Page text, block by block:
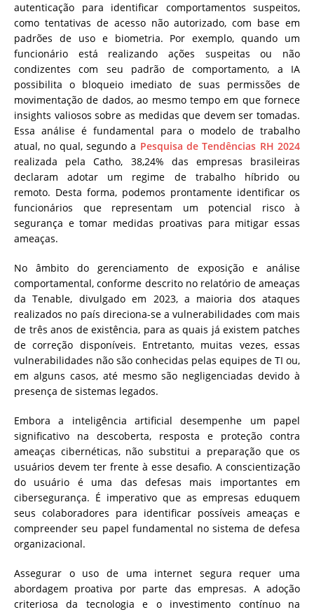
autenticação para identificar comportamentos suspeitos,
como tentativas de acesso não autorizado, com base em
padrões de uso e biometria. Por exemplo, quando um
funcionário está realizando ações suspeitas ou não
condizentes com seu padrão de comportamento, a IA
possibilita o bloqueio imediato de suas permissões de
movimentação de dados, ao mesmo tempo em que fornece
insights valiosos sobre as medidas que devem ser tomadas.
Essa análise é fundamental para o modelo de trabalho
atual, no qual, segundo a Pesquisa de Tendências RH 2024
realizada pela Catho, 38,24% das empresas brasileiras
declaram adotar um regime de trabalho híbrido ou
remoto. Desta forma, podemos prontamente identificar os
funcionários que representam um potencial risco à
segurança e tomar medidas proativas para mitigar essas
ameaças.
No âmbito do gerenciamento de exposição e análise
comportamental, conforme descrito no relatório de ameaças
da Tenable, divulgado em 2023, a maioria dos ataques
realizados no país direciona-se a vulnerabilidades com mais
de três anos de existência, para as quais já existem patches
de correção disponíveis. Entretanto, muitas vezes, essas
vulnerabilidades não são conhecidas pelas equipes de TI ou,
em alguns casos, até mesmo são negligenciadas devido à
presença de sistemas legados.
Embora a inteligência artificial desempenhe um papel
significativo na descoberta, resposta e proteção contra
ameaças cibernéticas, não substitui a preparação que os
usuários devem ter frente à esse desafio. A conscientização
do usuário é uma das defesas mais importantes em
cibersegurança. É imperativo que as empresas eduquem
seus colaboradores para identificar possíveis ameaças e
compreender seu papel fundamental no sistema de defesa
organizacional.
Assegurar o uso de uma internet segura requer uma
abordagem proativa por parte das empresas. A adoção
criteriosa da tecnologia e o investimento contínuo na